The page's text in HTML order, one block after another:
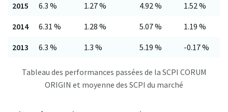
2015 6.3 % 1.27 % 4.92 % 1.52 %
2014 6.31 % 1.28 % 5.07 % 1.19 %
2013 6.3 % 1.3 % 5.19 % -0.17 %
Tableau des performances passées de la SCPI CORUM
ORIGIN et moyenne des SCPI du marché